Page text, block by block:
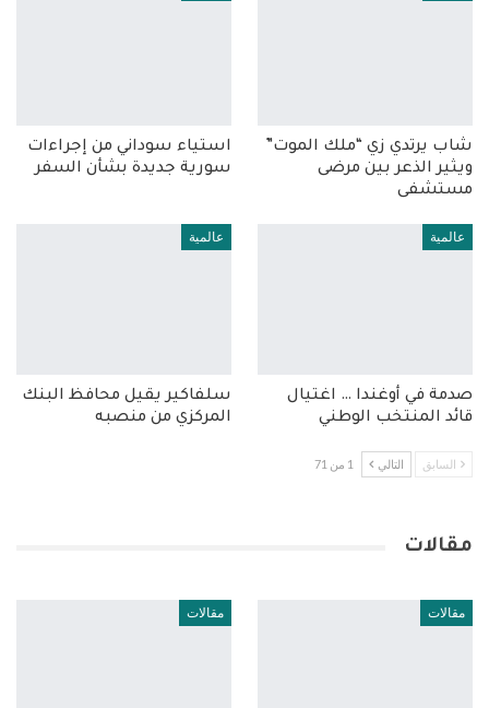
شاب يرتدي زي “ملك الموت”
ويثير الذعر بين مرضى
مستشفى
استياء سوداني من إجراءات
سورية جديدة بشأن السفر
عالمية
صدمة في أوغندا … اغتيال
قائد المنتخب الوطني
عالمية
سلفاكير يقيل محافظ البنك
المركزي من منصبه
السابق التالي 1 من 71
مقالات
مقالات مقالات